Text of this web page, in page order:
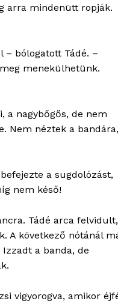
arra mindenütt ropják.
– bólogatott Tádé. –
menekülhetünk.
a nagybőgős, de nem
Nem néztek a bandára,
a sugdolózást,
nem késő!
Tádé arca felvidult,
A következő nótánál
a banda, de
vigyorogva, amikor